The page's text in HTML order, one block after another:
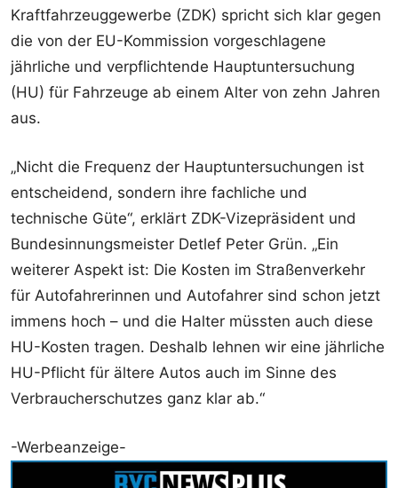
Kraftfahrzeuggewerbe (ZDK) spricht sich klar gegen
die von der EU-Kommission vorgeschlagene
jährliche und verpflichtende Hauptuntersuchung
(HU) für Fahrzeuge ab einem Alter von zehn Jahren
aus.
„Nicht die Frequenz der Hauptuntersuchungen ist
entscheidend, sondern ihre fachliche und
technische Güte“, erklärt ZDK-Vizepräsident und
Bundesinnungsmeister Detlef Peter Grün. „Ein
weiterer Aspekt ist: Die Kosten im Straßenverkehr
für Autofahrerinnen und Autofahrer sind schon jetzt
immens hoch – und die Halter müssten auch diese
HU-Kosten tragen. Deshalb lehnen wir eine jährliche
HU-Pflicht für ältere Autos auch im Sinne des
Verbraucherschutzes ganz klar ab.“
-Werbeanzeige-